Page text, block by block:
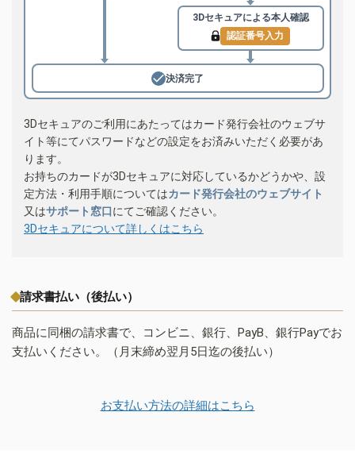
3Dセキュアによる本人確認
認証番号入力
決済完了
3Dセキュアのご利用にあたってはカード発行会社のウェブサ
イト等にてパスワードなどの設定をお済みいただく必要があ
ります。
お持ちのカードが3Dセキュアに対応しているかどうかや、設
定方法・利用手順についてはカード発行会社のウェブサイト
又はサポート窓口にてご確認ください。
3Dセキュアについて詳しくはこちら
請求書払い（後払い）
商品に同梱の請求書で、コンビニ、銀行、PayB、銀行Payでお
支払いください。（月末締め翌月5日迄の後払い）
お支払い方法の詳細はこちら